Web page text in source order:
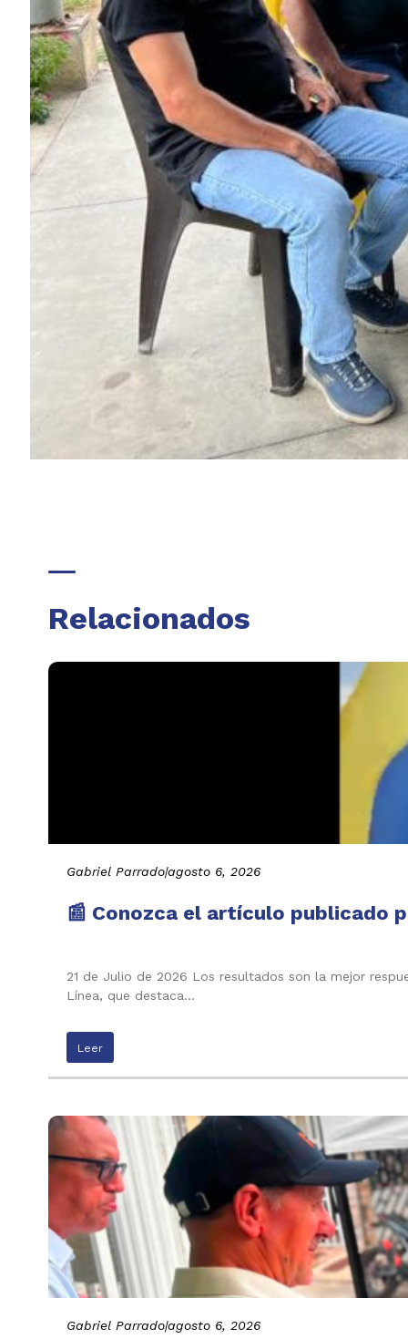
Relacionados
Gabriel Parrado|agosto 6, 2026
📰 Conozca el artículo publicado
21 de Julio de 2026 Los resultados son la mejor
Línea, que destaca…
Leer
Gabriel Parrado|agosto 6, 2026